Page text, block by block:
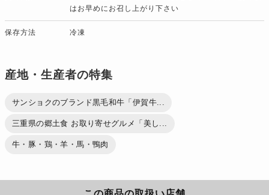
はお早めにお召し上がり下さい
保存方法 冷凍
産地・生産者の特集
サンショクのブランド黒毛和牛「伊賀牛...
三重県の郷土食 お取り寄せグルメ「美し...
牛・豚・鶏・羊・馬・鴨肉